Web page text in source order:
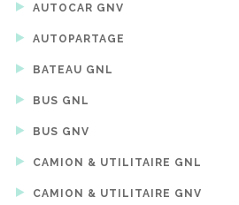
AUTOCAR GNV
AUTOPARTAGE
BATEAU GNL
BUS GNL
BUS GNV
CAMION & UTILITAIRE GNL
CAMION & UTILITAIRE GNV